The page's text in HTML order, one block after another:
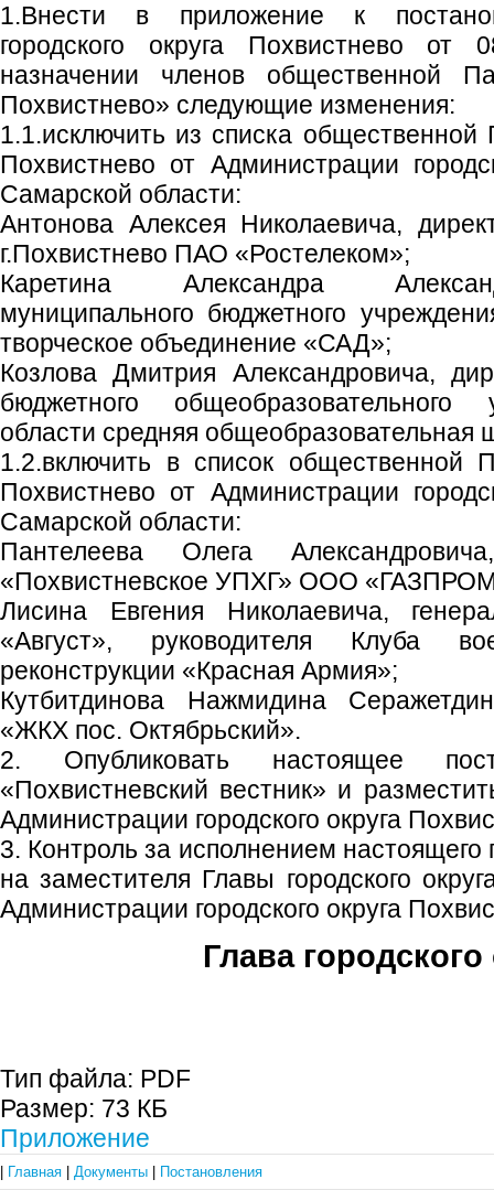
1.Внести в приложение к
городского округа Похвистнево
назначении членов общественной
Похвистнево» следующие изменения:
1.1.исключить из списка общественной
Похвистнево от Администрации
Самарской области:
Антонова Алексея Николаевича,
г.Похвистнево ПАО «Ростелеком»;
Каретина Александра
муниципального бюджетного
творческое объединение «САД»;
Козлова Дмитрия Александровича,
бюджетного
области средняя общеобразовательная
1.2.включить в список общественной
Похвистнево от Администрации
Самарской области:
Пантелеева Олега
«Похвистневское УПХГ» ООО
Лисина Евгения Николаевича,
«Август», руководителя Клуба
реконструкции «Красная Армия»;
Кутбитдинова Нажмидина
«ЖКХ пос. Октябрьский».
2. Опубликовать настоящее
«Похвистневский вестник» и
Администрации городского округа
3. Контроль за исполнением настоящего
на заместителя Главы городского
Администрации городского округа
Глава городского
Тип файла: PDF
Размер: 73 КБ
Приложение
Главная Документы Постановления